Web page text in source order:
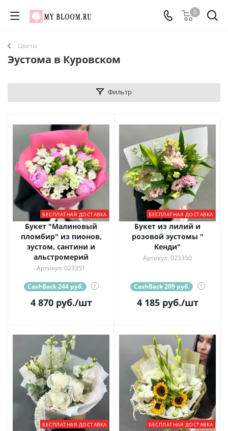
0
Цветы
Эустома в Куровском
Фильтр
БЕСПЛАТНАЯ ДОСТАВКА
Букет "Малиновый
пломбир" из пионов,
эустом, сантини и
альстромерий
Артикул: 023351
CashBack 244 руб. ?
4 870руб./шт
БЕСПЛАТНАЯ ДОСТАВКА
Букет из лилий и
розовой эустомы "
Кенди"
Артикул: 023350
CashBack 209 руб. ?
4 185руб./шт
БЕСПЛАТНАЯ ДОСТАВКА БЕСПЛАТНАЯ ДОСТАВКА